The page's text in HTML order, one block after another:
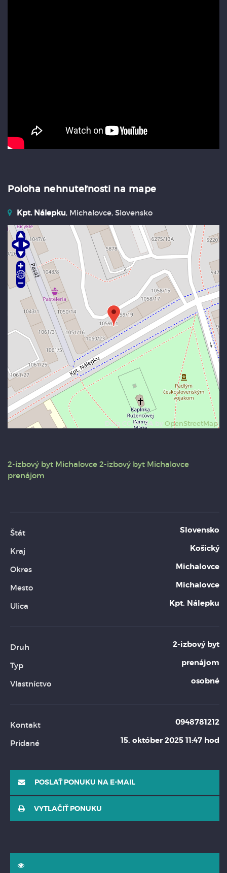
Poloha nehnuteľnosti na mape
Kpt. Nálepku, Michalovce, Slovensko
Data CC-By-SA by OpenStreetMap
2-izbový byt Michalovce 2-izbový byt Michalovce
prenájom
Štát Slovensko
Kraj Košický
Okres Michalovce
Mesto Michalovce
Ulica Kpt. Nálepku
Druh 2-izbový byt
Typ prenájom
Vlastníctvo osobné
Kontakt 0948781212
Pridané 15. október 2025 11:47 hod
POSLAŤ PONUKU NA E-MAIL
VYTLAČIŤ PONUKU